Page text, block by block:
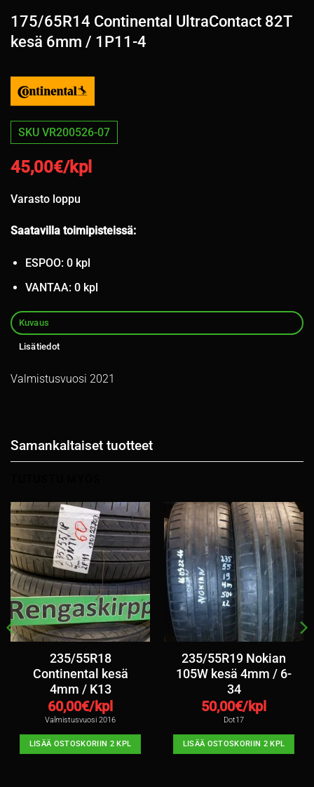
175/65R14 Continental UltraContact 82T
kesä 6mm / 1P11-4
SKU VR200526-07
45,00€/kpl
Varasto loppu
Saatavilla toimipisteissä:
ESPOO: 0 kpl
VANTAA: 0 kpl
Kuvaus
Lisätiedot
Valmistusvuosi 2021
Samankaltaiset tuotteet
235/55R18
Continental kesä
4mm / K13
60,00€/kpl
Valmistusvuosi 2016
LISÄÄ OSTOSKORIIN 2 KPL
235/55R19 Nokian
105W kesä 4mm / 6-
34
50,00€/kpl
Dot17
LISÄÄ OSTOSKORIIN 2 KPL